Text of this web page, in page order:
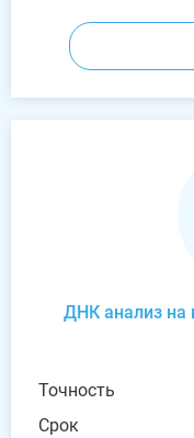
ДНК анализ на
Точность
Срок